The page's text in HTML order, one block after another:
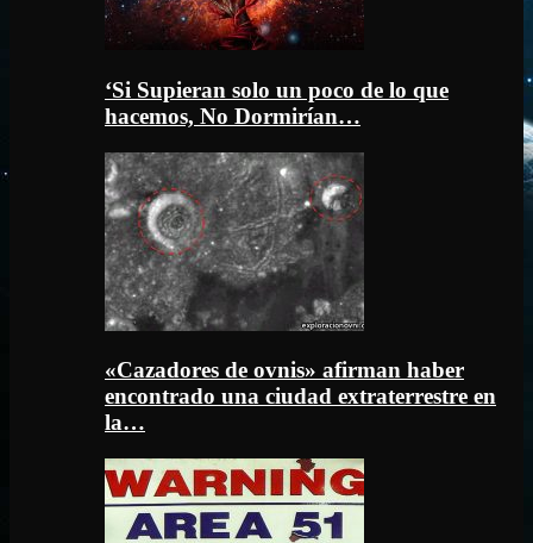
‘Si Supieran solo un poco de lo que
hacemos, No Dormirían…
«Cazadores de ovnis» afirman haber
encontrado una ciudad extraterrestre en
la…